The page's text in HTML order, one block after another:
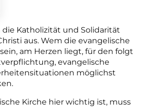
Katholizität und Solidarität
aus. Wem die evangelische
am Herzen liegt, für den folgt
evangelische
möglichst
Kirche hier wichtig ist, muss